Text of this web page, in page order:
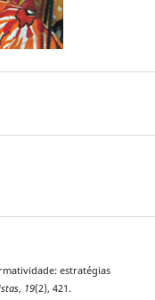
estratégias
, 19(2), 421.